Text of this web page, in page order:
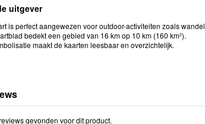
uitgever
is perfect aangewezen voor outdoor-activiteiten zoals
bedekt een gebied van 16 km op 10 km (160 km²).
maakt de kaarten leesbaar en overzichtelijk.
gevonden voor dit product.